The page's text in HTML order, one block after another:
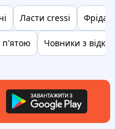
Ласти cressi
п'ятою Човники з